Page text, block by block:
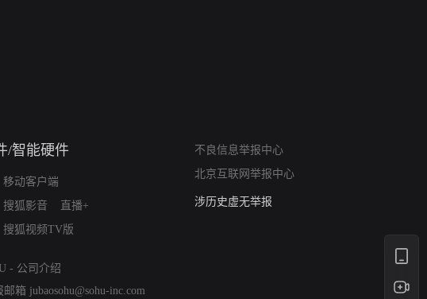
/智能硬件
移动客户端
搜狐影音
直播+
搜狐视频TV版
不良信息举报中心
北京互联网举报中心
亚运会举报专区
涉历史虚无举报
- 公司介绍
邮箱 jubaosohu@sohu-inc.com